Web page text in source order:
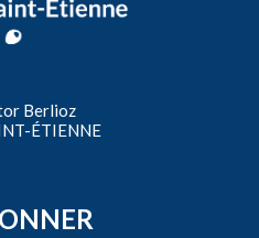
Berlioz
ÉTIENNE